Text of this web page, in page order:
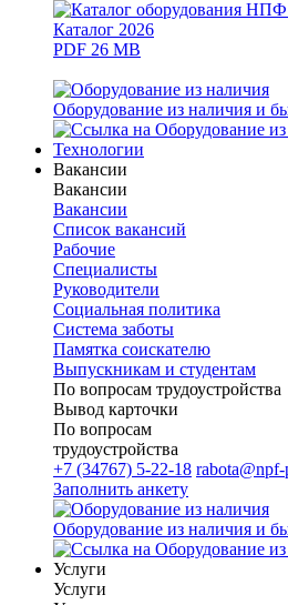
Каталог 2026
PDF 26 MB
Оборудование из наличия и
Технологии
Вакансии
Вакансии
Вакансии
Список вакансий
Рабочие
Специалисты
Руководители
Cоциальная политика
Система заботы
Памятка соискателю
Выпускникам и студентам
По вопросам трудоустройства
Вывод карточки
По вопросам
трудоустройства
+7 (34767) 5-22-18 rabota@npf-
Заполнить анкету
Оборудование из наличия и
Услуги
Услуги